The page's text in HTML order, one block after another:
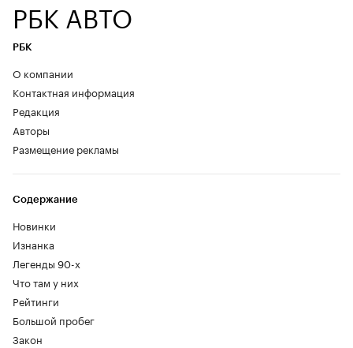
РБК АВТО
РБК
О компании
Контактная информация
Редакция
Авторы
Размещение рекламы
Содержание
Новинки
Изнанка
Легенды 90-х
Что там у них
Рейтинги
Большой пробег
Закон